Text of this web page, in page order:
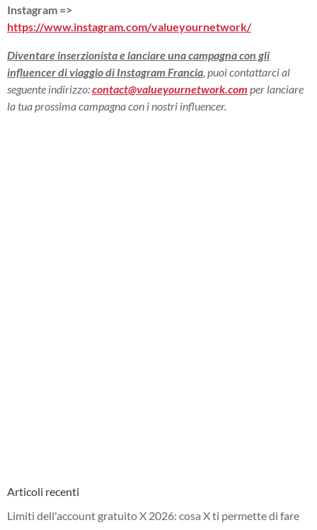
Instagram =>
https://www.instagram.com/valueyournetwork/
Diventare inserzionista e lanciare una campagna con gli
influencer di viaggio di Instagram Francia, puoi contattarci al
seguente indirizzo:contact@valueyournetwork.com per lanciare
la tua prossima campagna con i nostri influencer.
Articoli recenti
Limiti dell'account gratuito X 2026: cosa X ti permette di fare